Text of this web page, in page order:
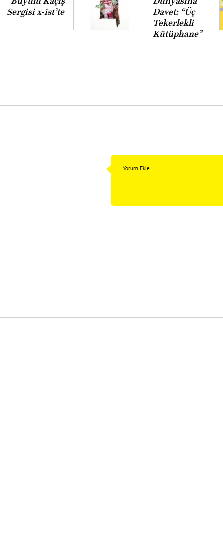
Sergisi x-ist’te
Davet: “Üç
Tekerlekli
Kütüphane”